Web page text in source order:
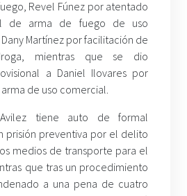
Revel Fúnez por atentado
de arma de fuego de uso
Martínez por facilitación de
mientras que se dio
a Daniel Ilovares por
de uso comercial.
tiene auto de formal
prisión preventiva por el delito
medios de transporte para el
que tras un procedimiento
a una pena de cuatro